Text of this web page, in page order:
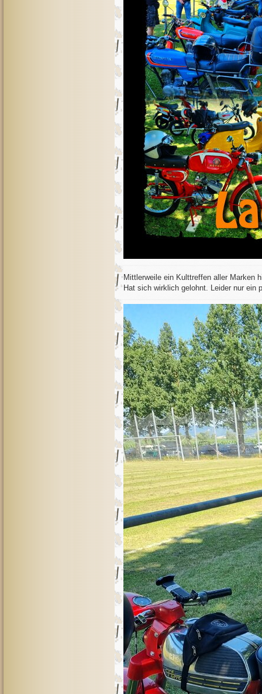
Mittlerweile ein Kulttreffen aller Marken
Hat sich wirklich gelohnt. Leider nur ein